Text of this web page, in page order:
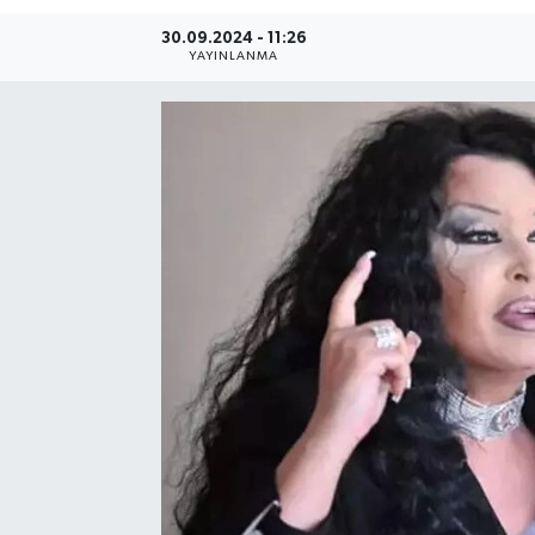
30.09.2024 - 11:26
YAYINLANMA
Resmi Reklam
Röportajlar